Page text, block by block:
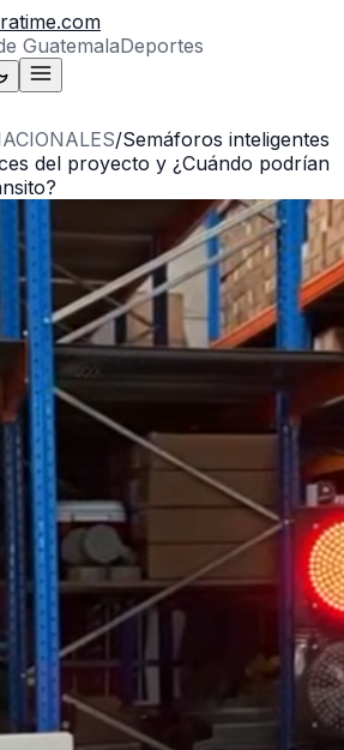
GuatemalaDeportes
/Semáforos inteligentes
del proyecto y ¿Cuándo podrían